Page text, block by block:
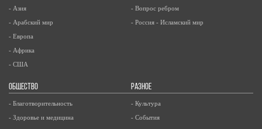
- Азия
- Арабский мир
- Европа
- Африка
- США
- Вопрос ребром
- Россия - Исламский мир
ОБЩЕСТВО
- Благотворительность
- Здоровье и медицина
РАЗНОЕ
- Культура
- События